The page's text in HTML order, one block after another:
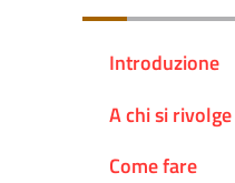
Introduzione
A chi si rivolge
Come fare